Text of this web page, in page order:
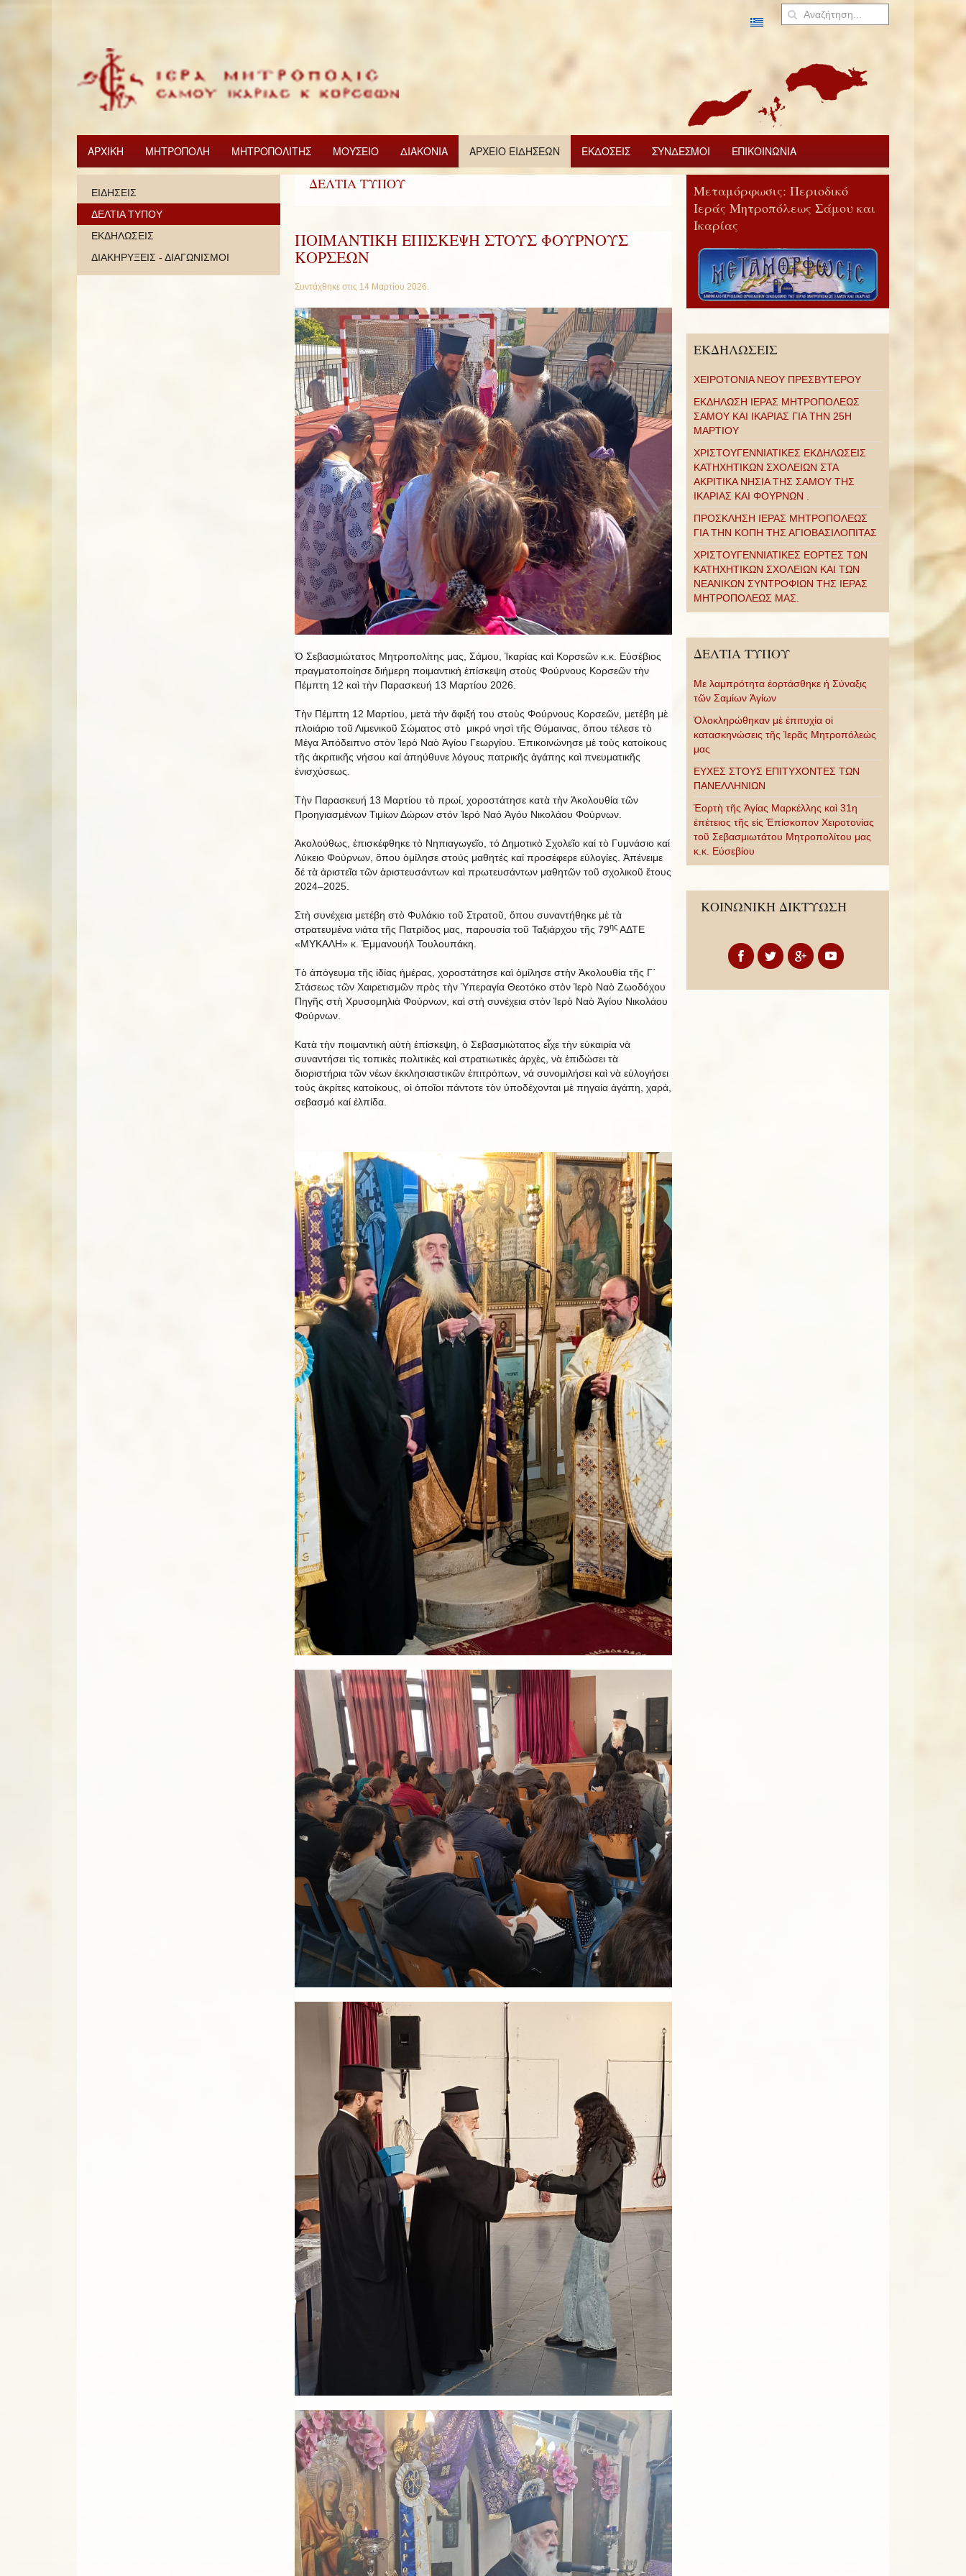
ΑΡΧΙΚΗ ΜΗΤΡΟΠΟΛΗ ΜΗΤΡΟΠΟΛΙΤΗΣ ΜΟΥΣΕΙΟ ΔΙΑΚΟΝΙΑ ΑΡΧΕΙΟ ΕΙΔΗΣΕΩΝ ΕΚΔΟΣΕΙΣ ΣΥΝΔΕΣΜΟΙ ΕΠΙΚΟΙΝΩΝΙΑ
ΔΕΛΤΙΑ ΤΥΠΟΥ
ΠΟΙΜΑΝΤΙΚΗ ΕΠΙΣΚΕΨΗ ΣΤΟΥΣ ΦΟΥΡΝΟΥΣ
ΚΟΡΣΕΩΝ
Συντάχθηκε στις 14 Μαρτίου 2026.
Ὁ Σεβασμιώτατος Μητροπολίτης μας, Σάμου, Ἰκαρίας καὶ Κορσεῶν κ.κ. Εὐσέβιος
πραγματοποίησε διήμερη ποιμαντικὴ ἐπίσκεψη στοὺς Φούρνους Κορσεῶν τὴν
Πέμπτη 12 καὶ τὴν Παρασκευή 13 Μαρτίου 2026.
Τὴν Πέμπτη 12 Μαρτίου, μετὰ τὴν ἄφιξή του στοὺς Φούρνους Κορσεῶν, μετέβη μὲ
πλοιάριο τοῦ Λιμενικοῦ Σώματος στὸ μικρό νησὶ τῆς Θύμαινας, ὅπου τέλεσε τὸ
Μέγα Ἀπόδειπνο στὸν Ἱερὸ Ναὸ Ἁγίου Γεωργίου. Ἐπικοινώνησε μὲ τοὺς κατοίκους
τῆς ἀκριτικῆς νήσου καί ἀπηύθυνε λόγους πατρικῆς ἀγάπης καὶ πνευματικῆς
ἐνισχύσεως.
Τὴν Παρασκευή 13 Μαρτίου τὸ πρωί, χοροστάτησε κατὰ τὴν Ἀκολουθία τῶν
Προηγιασμένων Τιμίων Δώρων στόν Ἱερό Ναό Ἁγόυ Νικολάου Φούρνων.
Ἀκολούθως, ἐπισκέφθηκε τὸ Νηπιαγωγεῖο, τό Δημοτικὸ Σχολεῖο καί τὸ Γυμνάσιο καί
Λύκειο Φούρνων, ὅπου ὁμίλησε στούς μαθητές καί προσέφερε εὐλογίες. Ἀπένειμε
δέ τὰ ἀριστεῖα τῶν ἀριστευσάντων καὶ πρωτευσάντων μαθητῶν τοῦ σχολικοῦ ἔτους
2024–2025.
Στὴ συνέχεια μετέβη στὸ Φυλάκιο τοῦ Στρατοῦ, ὅπου συναντήθηκε μὲ τὰ
στρατευμένα νιάτα τῆς Πατρίδος μας, παρουσία τοῦ Ταξιάρχου τῆς 79ηςΑΔΤΕ
«ΜΥΚΑΛΗ» κ. Ἐμμανουήλ Τουλουπάκη.
Τὸ ἀπόγευμα τῆς ἰδίας ἡμέρας, χοροστάτησε καὶ ὁμίλησε στὴν Ἀκολουθία τῆς Γ΄
Στάσεως τῶν Χαιρετισμῶν πρὸς τὴν Ὑπεραγία Θεοτόκο στὸν Ἱερὸ Ναὸ Ζωοδόχου
Πηγῆς στὴ Χρυσομηλιὰ Φούρνων, καὶ στὴ συνέχεια στὸν Ἱερὸ Ναὸ Ἁγίου Νικολάου
Φούρνων.
Κατὰ τὴν ποιμαντικὴ αὐτὴ ἐπίσκεψη, ὁ Σεβασμιώτατος εἶχε τὴν εὐκαιρία νὰ
συναντήσει τὶς τοπικὲς πολιτικὲς καὶ στρατιωτικὲς ἀρχὲς, νὰ ἐπιδώσει τὰ
διοριστήρια τῶν νέων ἐκκλησιαστικῶν ἐπιτρόπων, νά συνομιλήσει καὶ νὰ εὐλογήσει
τοὺς ἀκρίτες κατοίκους, οἱ ὁποῖοι πάντοτε τὸν ὑποδέχονται μὲ πηγαία ἀγάπη, χαρά,
σεβασμό καί ἐλπίδα.
ΕΙΔΗΣΕΙΣ
ΔΕΛΤΙΑ ΤΥΠΟΥ
ΕΚΔΗΛΩΣΕΙΣ
ΔΙΑΚΗΡΥΞΕΙΣ - ΔΙΑΓΩΝΙΣΜΟΙ
Μεταμόρφωσις: Περιοδικό
Ιεράς Μητροπόλεως Σάμου και
Ικαρίας
ΕΚΔΗΛΩΣΕΙΣ
ΧΕΙΡΟΤΟΝΙΑ ΝΕΟΥ ΠΡΕΣΒΥΤΕΡΟΥ
ΕΚΔΗΛΩΣΗ ΙΕΡΑΣ ΜΗΤΡΟΠΟΛΕΩΣ
ΣΑΜΟΥ ΚΑΙ ΙΚΑΡΙΑΣ ΓΙΑ ΤΗΝ 25Η
ΜΑΡΤΙΟΥ
ΧΡΙΣΤΟΥΓΕΝΝΙΑΤΙΚΕΣ ΕΚΔΗΛΩΣΕΙΣ
ΚΑΤΗΧΗΤΙΚΩΝ ΣΧΟΛΕΙΩΝ ΣΤΑ
ΑΚΡΙΤΙΚΑ ΝΗΣΙΑ ΤΗΣ ΣΑΜΟΥ ΤΗΣ
ΙΚΑΡΙΑΣ ΚΑΙ ΦΟΥΡΝΩΝ .
ΠΡΟΣΚΛΗΣΗ ΙΕΡΑΣ ΜΗΤΡΟΠΟΛΕΩΣ
ΓΙΑ ΤΗΝ ΚΟΠΗ ΤΗΣ ΑΓΙΟΒΑΣΙΛΟΠΙΤΑΣ
ΧΡΙΣΤΟΥΓΕΝΝΙΑΤΙΚΕΣ ΕΟΡΤΕΣ ΤΩΝ
ΚΑΤΗΧΗΤΙΚΩΝ ΣΧΟΛΕΙΩΝ ΚΑΙ ΤΩΝ
ΝΕΑΝΙΚΩΝ ΣΥΝΤΡΟΦΙΩΝ ΤΗΣ ΙΕΡΑΣ
ΜΗΤΡΟΠΟΛΕΩΣ ΜΑΣ.
ΔΕΛΤΙΑ ΤΥΠΟΥ
Με λαμπρότητα ἑορτάσθηκε ἡ Σύναξις
τῶν Σαμίων Ἁγίων
Ὁλοκληρώθηκαν μὲ ἐπιτυχία οἱ
κατασκηνώσεις τῆς Ἱερᾶς Μητροπόλεώς
μας
ΕΥΧΕΣ ΣΤΟΥΣ ΕΠΙΤΥΧΟΝΤΕΣ ΤΩΝ
ΠΑΝΕΛΛΗΝΙΩΝ
Ἑορτὴ τῆς Ἁγίας Μαρκέλλης καὶ 31η
ἐπέτειος τῆς εἰς Ἐπίσκοπον Χειροτονίας
τοῦ Σεβασμιωτάτου Μητροπολίτου μας
κ.κ. Εὐσεβίου
ΚΟΙΝΩΝΙΚΗ ΔΙΚΤΥΩΣΗ